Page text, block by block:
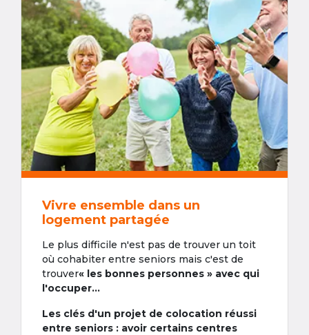
Vivre ensemble dans un
logement partagée
Le plus difficile n'est pas de trouver un toit
où cohabiter entre seniors mais c'est de
trouver« les bonnes personnes » avec qui
l'occuper...
Les clés d'un projet de colocation réussi
entre seniors : avoir certains centres